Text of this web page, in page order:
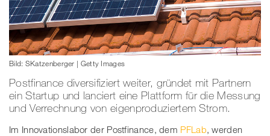
Bild: SKatzenberger | Getty Images
Postfinance diversifiziert weiter, gründet mit Partnern
ein Startup und lanciert eine Plattform für die Messung
und Verrechnung von eigenproduziertem Strom.
Im Innovationslabor der Postfinance, dem PFLab, werden